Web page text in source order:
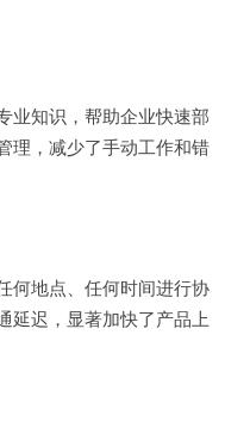
业知识，帮助企业快速部
理，减少了手动工作和错
何地点、任何时间进行协
延迟，显著加快了产品上